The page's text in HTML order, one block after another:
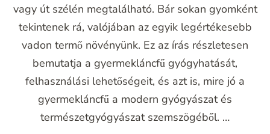
vagy út szélén megtalálható. Bár sokan gyomként
tekintenek rá, valójában az egyik legértékesebb
vadon termő növényünk. Ez az írás részletesen
bemutatja a gyermekláncfű gyógyhatását,
felhasználási lehetőségeit, és azt is, mire jó a
gyermekláncfű a modern gyógyászat és
természetgyógyászat szemszögéből. …